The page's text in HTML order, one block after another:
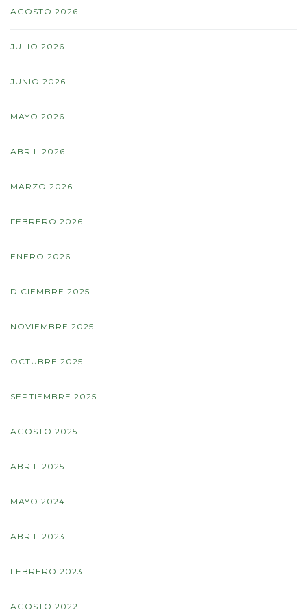
AGOSTO 2026
JULIO 2026
JUNIO 2026
MAYO 2026
ABRIL 2026
MARZO 2026
FEBRERO 2026
ENERO 2026
DICIEMBRE 2025
NOVIEMBRE 2025
OCTUBRE 2025
SEPTIEMBRE 2025
AGOSTO 2025
ABRIL 2025
MAYO 2024
ABRIL 2023
FEBRERO 2023
AGOSTO 2022